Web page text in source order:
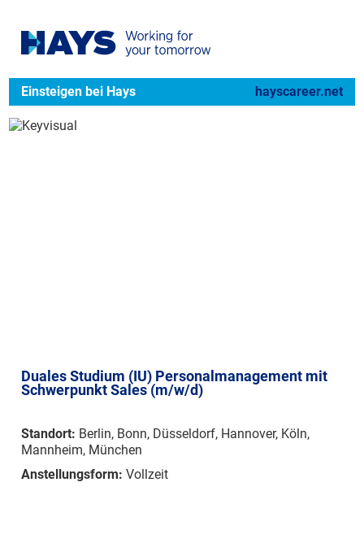
Einsteigen bei Hays hayscareer.net
Duales Studium (IU) Personalmanagement mit
Schwerpunkt Sales (m/w/d)
Standort: Berlin, Bonn, Düsseldorf, Hannover, Köln,
Mannheim, München
Anstellungsform: Vollzeit